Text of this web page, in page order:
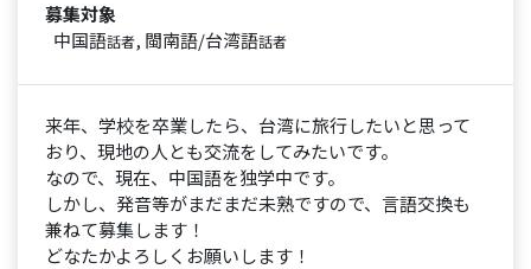
募集対象
中国語話者, 閩南語/台湾語話者
来年、学校を卒業したら、台湾に旅行したいと思って
おり、現地の人とも交流をしてみたいです。
なので、現在、中国語を独学中です。
しかし、発音等がまだまだ未熟ですので、言語交換も
兼ねて募集します！
どなたかよろしくお願いします！